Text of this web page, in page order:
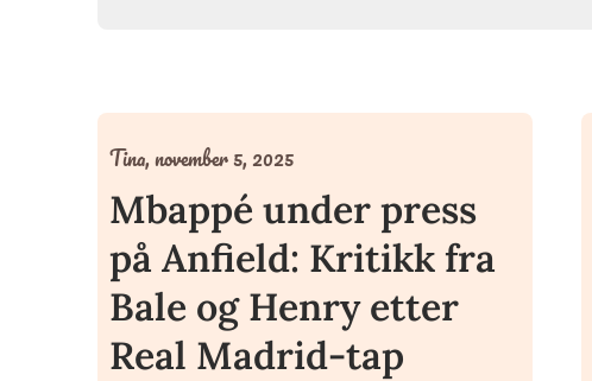
Mbappé under press
på Anfield: Kritikk fra
Bale og Henry etter
Real Madrid-tap
Tina,november 5, 2025